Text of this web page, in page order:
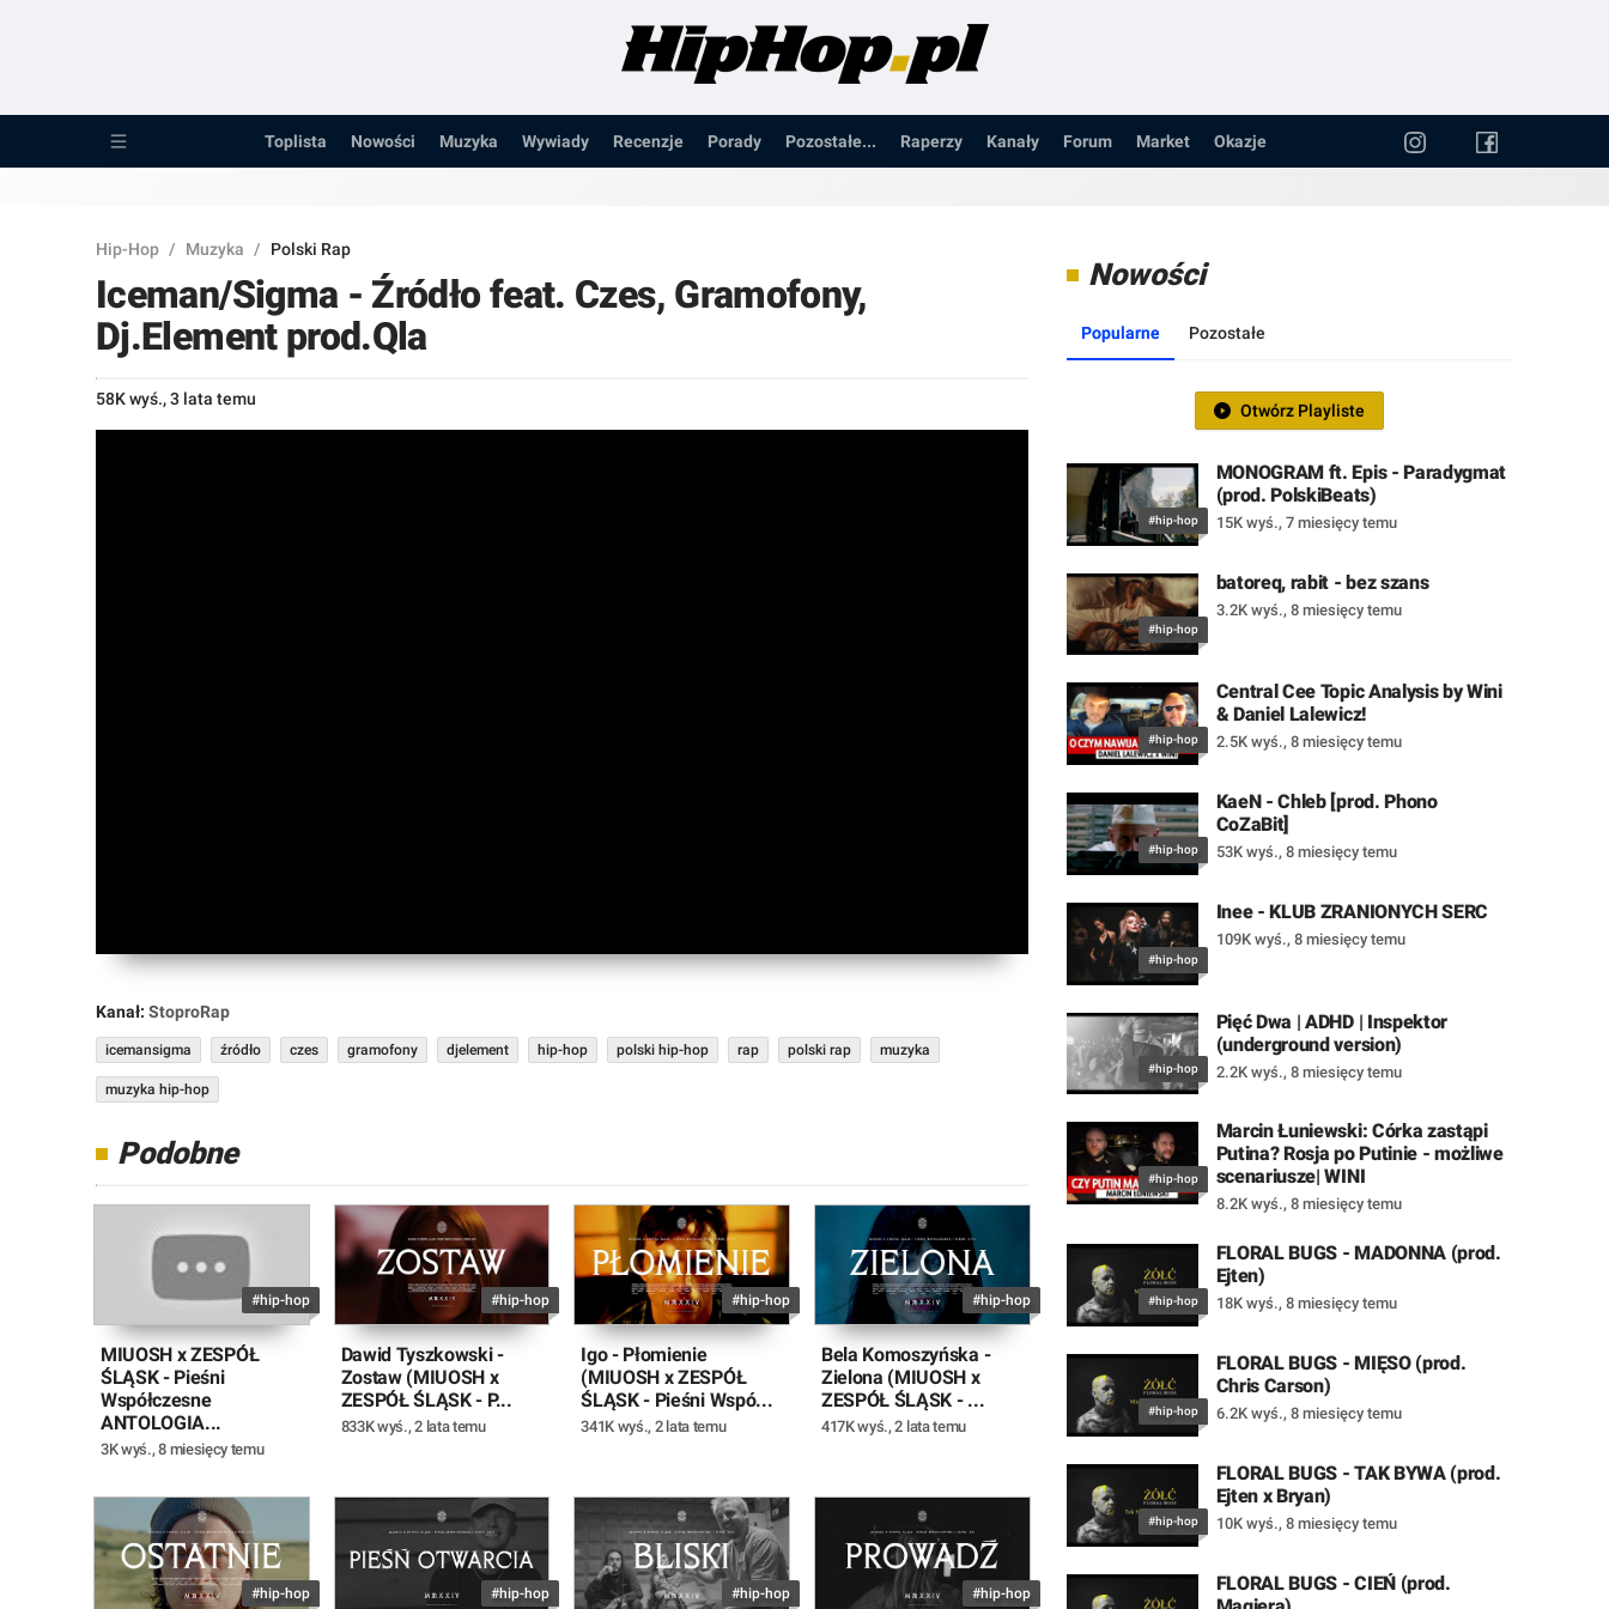
Pozostałe...
Toplista Nowości Muzyka Wywiady Recenzje Porady Pozostałe... Raperzy Kanały Forum Market Okazje
Hip-Hop / Muzyka / Polski Rap
Iceman/Sigma - Źródło feat. Czes, Gramofony,
Dj.Element prod.Qla
58K wyś.,3 lata temu
Kanał: StoproRap
icemansigma źródło czes gramofony djelement hip-hop polski hip-hop rap polski rap muzyka
muzyka hip-hop
Podobne
#hip-hop
MIUOSH x ZESPÓŁ
ŚLĄSK - Pieśni
Współczesne
ANTOLOGIA...
3K wyś.,8 miesięcy temu
#hip-hop
Dawid Tyszkowski -
Zostaw (MIUOSH x
ZESPÓŁ ŚLĄSK - P...
833K wyś.,2 lata temu
#hip-hop
Igo - Płomienie
(MIUOSH x ZESPÓŁ
ŚLĄSK - Pieśni Wspó...
341K wyś., 2 lata temu
#hip-hop
Bela Komoszyńska -
Zielona (MIUOSH x
ZESPÓŁ ŚLĄSK - ...
417K wyś.,2 lata temu
#hip-hop #hip-hop #hip-hop #hip-hop
Nowości
Popularne Pozostałe
Otwórz Playliste
#hip-hop
MONOGRAM ft. Epis - Paradygmat
(prod. PolskiBeats)
15K wyś., 7 miesięcy temu
#hip-hop
batoreq, rabit - bez szans
3.2K wyś., 8 miesięcy temu
#hip-hop
Central Cee Topic Analysis by Wini
& Daniel Lalewicz!
2.5K wyś., 8 miesięcy temu
#hip-hop
KaeN - Chleb [prod. Phono
CoZaBit]
53K wyś., 8 miesięcy temu
#hip-hop
Inee - KLUB ZRANIONYCH SERC
109K wyś., 8 miesięcy temu
#hip-hop
Pięć Dwa | ADHD | Inspektor
(underground version)
2.2K wyś., 8 miesięcy temu
#hip-hop
Marcin Łuniewski: Córka zastąpi
Putina? Rosja po Putinie - możliwe
scenariusze| WINI
8.2K wyś., 8 miesięcy temu
#hip-hop
FLORAL BUGS - MADONNA (prod.
Ejten)
18K wyś., 8 miesięcy temu
#hip-hop
FLORAL BUGS - MIĘSO (prod.
Chris Carson)
6.2K wyś., 8 miesięcy temu
#hip-hop
FLORAL BUGS - TAK BYWA (prod.
Ejten x Bryan)
10K wyś., 8 miesięcy temu
FLORAL BUGS - CIEŃ (prod.